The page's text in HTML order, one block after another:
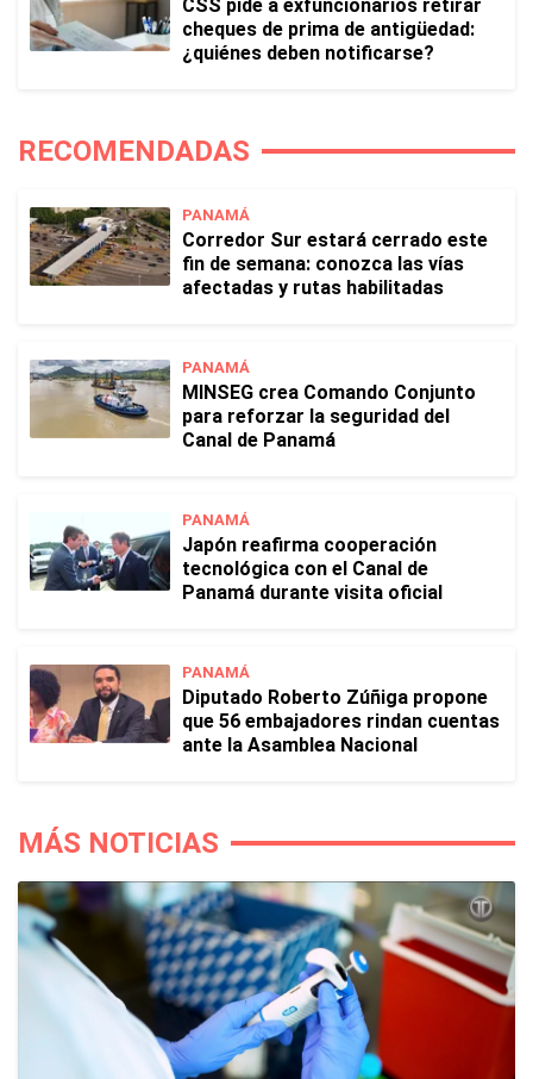
CSS pide a exfuncionarios retirar
cheques de prima de antigüedad:
¿quiénes deben notificarse?
RECOMENDADAS
PANAMÁ
Corredor Sur estará cerrado este
fin de semana: conozca las vías
afectadas y rutas habilitadas
PANAMÁ
MINSEG crea Comando Conjunto
para reforzar la seguridad del
Canal de Panamá
PANAMÁ
Japón reafirma cooperación
tecnológica con el Canal de
Panamá durante visita oficial
PANAMÁ
Diputado Roberto Zúñiga propone
que 56 embajadores rindan cuentas
ante la Asamblea Nacional
MÁS NOTICIAS